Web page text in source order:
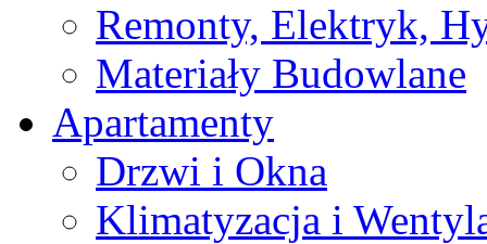
Remonty, Elektryk,
Materiały Budowlane
Apartamenty
Drzwi i Okna
Klimatyzacja i